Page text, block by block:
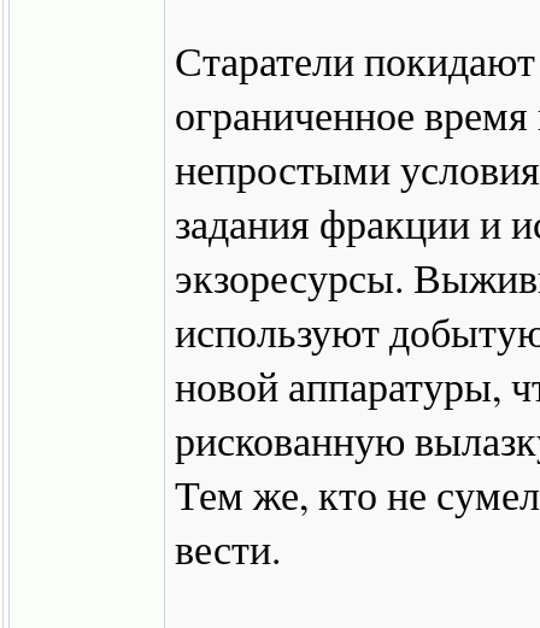
Старатели
ограниченное
непростыми
задания фракции и
экзоресурсы.
используют
новой аппаратуры,
рискованную
Тем же, кто не
вести.